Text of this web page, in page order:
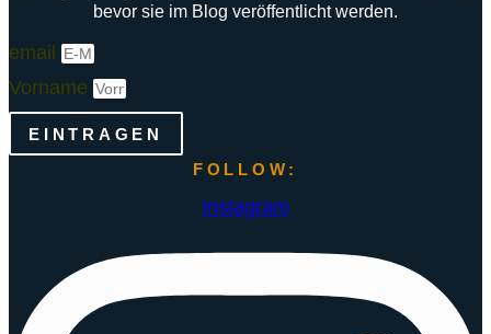
bevor sie im Blog veröffentlicht werden.
email
Vorname
EINTRAGEN
FOLLOW:
Instagram